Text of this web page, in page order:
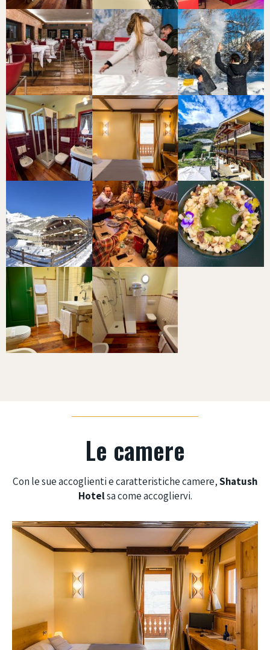
Le camere
Con le sue accoglienti e caratteristiche camere,Shatush
Hotelsa come accogliervi.